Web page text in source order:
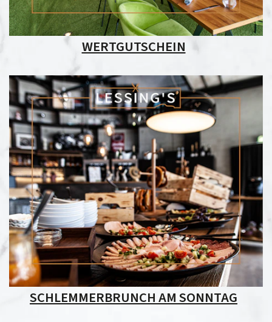
WERTGUTSCHEIN
SCHLEMMERBRUNCH AM SONNTAG